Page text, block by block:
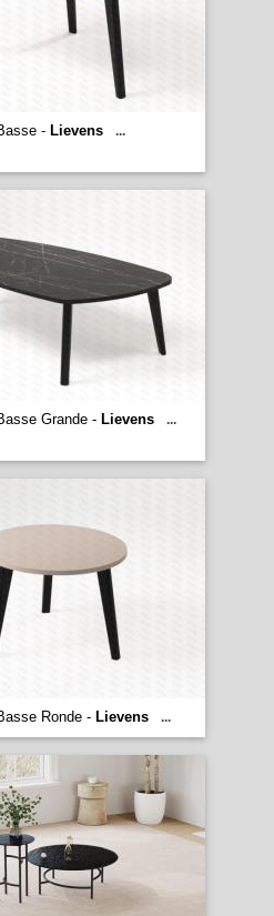
- Lievens
...
Grande - Lievens
...
Ronde - Lievens ...